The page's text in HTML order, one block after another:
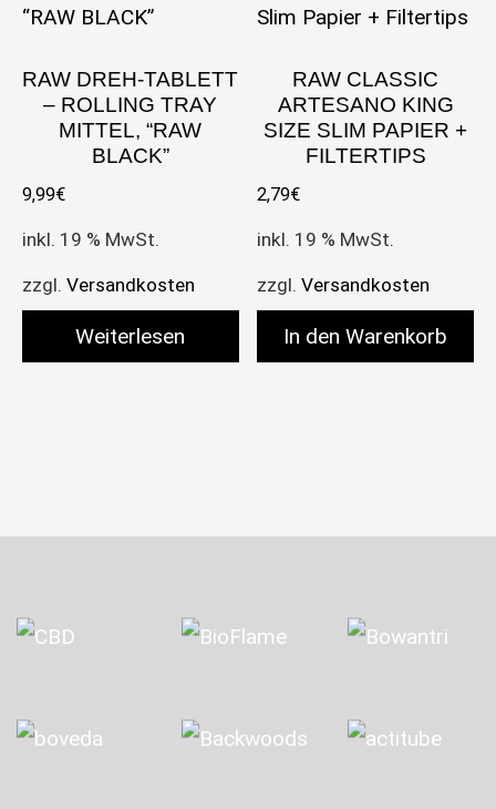
RAW DREH-TABLETT
– ROLLING TRAY
MITTEL, “RAW
BLACK”
9,99€
inkl. 19 % MwSt.
zzgl. Versandkosten
Weiterlesen
RAW CLASSIC
ARTESANO KING
SIZE SLIM PAPIER +
FILTERTIPS
2,79€
inkl. 19 % MwSt.
zzgl.Versandkosten
In den Warenkorb